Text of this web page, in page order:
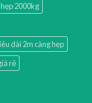
2000kg
dài 2m càng hẹp
rẻ